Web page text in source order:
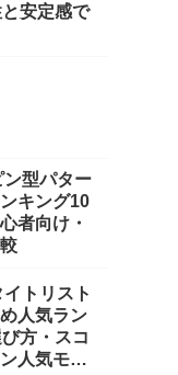
安定感で
ン型パター
キング10
者向け・
イトリスト
人気ラン
方・スコ
人気モデ